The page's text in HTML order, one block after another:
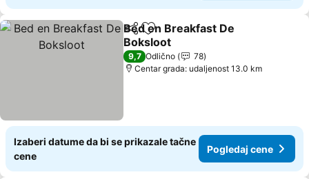
Deli Dodati u favorite
Bed en Breakfast De
Boksloot
9,7 Odlično
78
Centar grada: udaljenost 13.0 km
Izaberi datume da bi se prikazale tačne
cene
Pogledaj cene